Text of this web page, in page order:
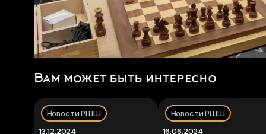
Вам может быть интересно
Новости РШШ
13.12.2024
Новости РШШ
16.06.2024